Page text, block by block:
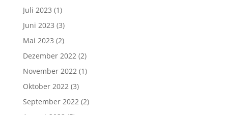
Juli 2023 (1)
Juni 2023 (3)
Mai 2023 (2)
Dezember 2022 (2)
November 2022 (1)
Oktober 2022 (3)
September 2022 (2)